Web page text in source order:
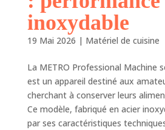
inoxydable
19 Mai 2026 | Matériel de cuisine
La METRO Professional Machine
est un appareil destiné aux
cherchant à conserver leurs
Ce modèle, fabriqué en acier
par ses caractéristiques